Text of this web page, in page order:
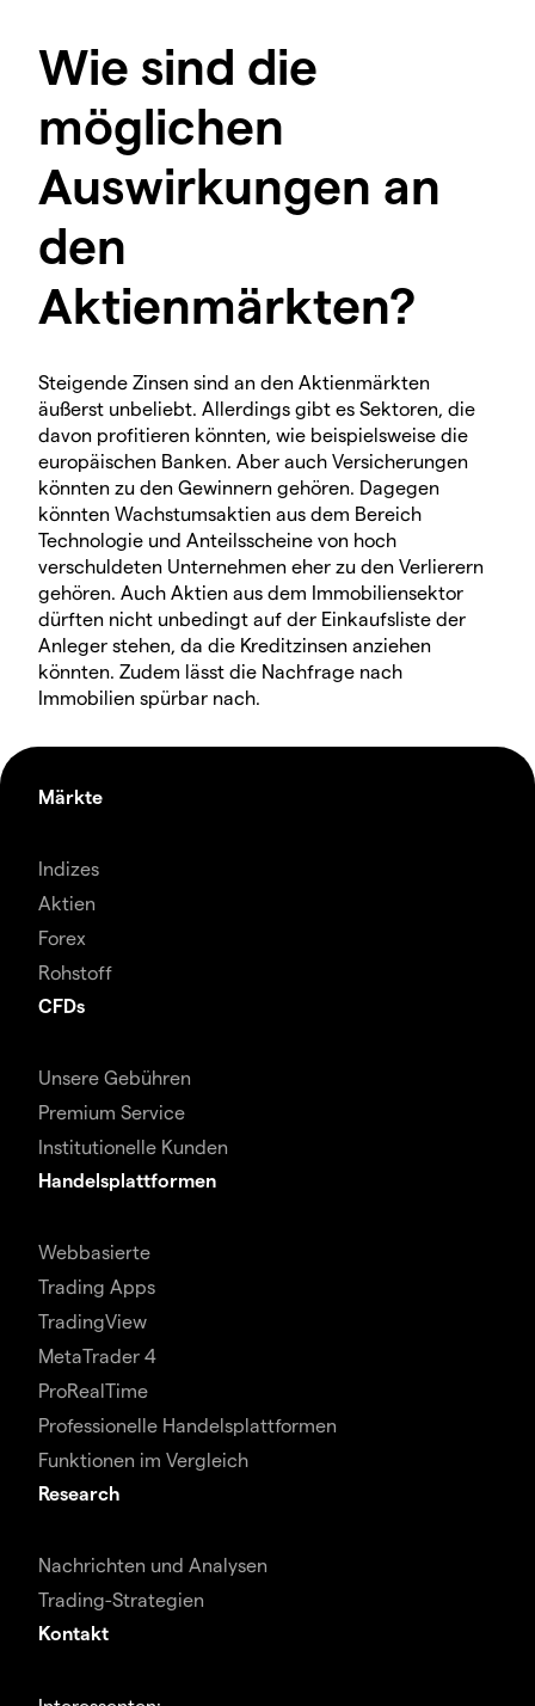
Wie sind die
möglichen
Auswirkungen an
den
Aktienmärkten?
Steigende Zinsen sind an den Aktienmärkten
äußerst unbeliebt. Allerdings gibt es Sektoren, die
davon profitieren könnten, wie beispielsweise die
europäischen Banken. Aber auch Versicherungen
könnten zu den Gewinnern gehören. Dagegen
könnten Wachstumsaktien aus dem Bereich
Technologie und Anteilsscheine von hoch
verschuldeten Unternehmen eher zu den Verlierern
gehören. Auch Aktien aus dem Immobiliensektor
dürften nicht unbedingt auf der Einkaufsliste der
Anleger stehen, da die Kreditzinsen anziehen
könnten. Zudem lässt die Nachfrage nach
Immobilien spürbar nach.
Märkte
Indizes
Aktien
Forex
Rohstoff
CFDs
Unsere Gebühren
Premium Service
Institutionelle Kunden
Handelsplattformen
Webbasierte
Trading Apps
TradingView
MetaTrader 4
ProRealTime
Professionelle Handelsplattformen
Funktionen im Vergleich
Research
Nachrichten und Analysen
Trading-Strategien
Kontakt